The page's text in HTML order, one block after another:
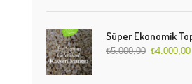
₺5.000,00 ₺4.000,00